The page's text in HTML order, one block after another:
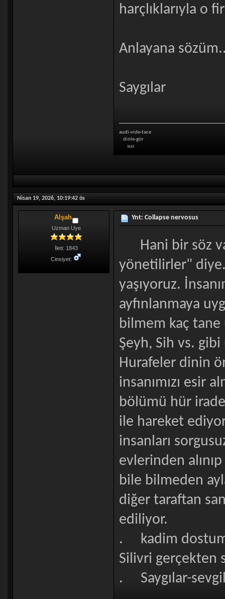
harçlıklarıyla o
Anlayana
Saygılar
audi-vide-tace
dinle-gör
sus
Nisan 19, 2026, 10:19:42 ös
Alşah
Uzman Uye
İleti: 1843
Cinsiyet:
Ynt: Collapse nervosus
Hani bir söz
yönetilirler"
yaşıyoruz.
ayfınlanmaya
bilmem kaç
Şeyh, Sih vs. gibi
Hurafeler dinin
insanımızı esir
bölümü hür
ile hareket
insanları
evlerinden
bile bilmeden
diğer taraftan
ediliyor.
. kadim dostum
Silivri gerçekten
. Saygılar-